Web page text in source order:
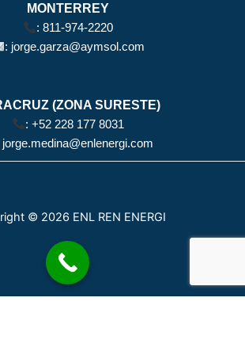
MONTERREY
: 811-974-2220
: jorge.garza@aymsol.com
(ZONA SURESTE)
: +52 228 177 8031
jorge.medina@enlenergi.com
© 2026 ENL REN ENERGI